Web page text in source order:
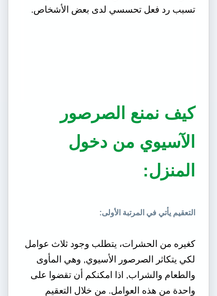
تسبب رد فعل تحسسي لدى بعض الأشخاص.
كيف نمنع الصرصور
الآسيوي من دخول
المنزل:
التعقيم يأتي في المرتبة الأولى:
كغيره من الحشرات، يتطلب وجود ثلاث عوامل
لكي يتكاثر الصرصور الأسيوي, وهي المأوى
والطعام والشراب, اذا امكنكم أن تقضوا على
واحدة من هذه العوامل. من خلال التعقيم